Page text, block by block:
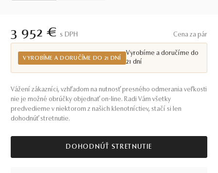
3 952 € S DPH Cena za pár
VYROBÍME A DORUČÍME DO 21 DNÍ
Vyrobíme a doručíme do
21 dní
Vážení zákazníci, vzhľadom na nutnosť presného odmerania veľkosti
nie je možné obrúčky objednať on-line. Radi Vám všetky
predvedieme v niektorom z našich klenotníctiev, stačí si len
dohodnúť stretnutie.
DOHODNÚŤ STRETNUTIE